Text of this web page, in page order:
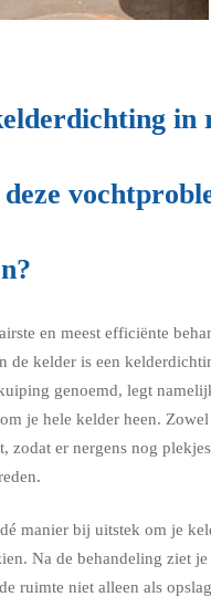
in
en meest efficiënte
de kelder is een
genoemd, legt
je hele kelder heen.
zodat er nergens nog
manier bij uitstek om je
Na de behandeling ziet
ruimte niet alleen als